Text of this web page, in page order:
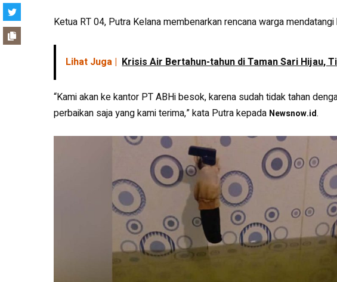
Ketua RT 04, Putra Kelana membenarkan rencana warga
Lihat Juga | Krisis Air Bertahun-tahun di Taman Sari Hijau,
“Kami akan ke kantor PT ABHi besok, karena sudah tidak tahan
perbaikan saja yang kami terima,” kata Putra kepada Newsnow.id.